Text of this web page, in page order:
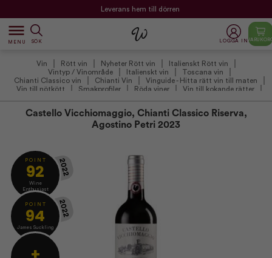
Leverans hem till dörren
dehaze
MENU SÖK LOGGA IN
Vin Rött vin Nyheter Rött vin
Italienskt Rött vin
Vintyp / Vinområde
Italienskt vin
Toscana vin
Chianti Classico vin
Chianti Vin
Vinguide - Hitta rätt vin till maten
Vin till nötkött
Smakprofiler Röda viner
Vin till kokande rätter
Castello Vicchiomaggio, Chianti Classico Riserva,
Agostino Petri 2023
P O I N T
92
Wine
Enthusiast
2022
P O I N T
94
James Suckling
2022